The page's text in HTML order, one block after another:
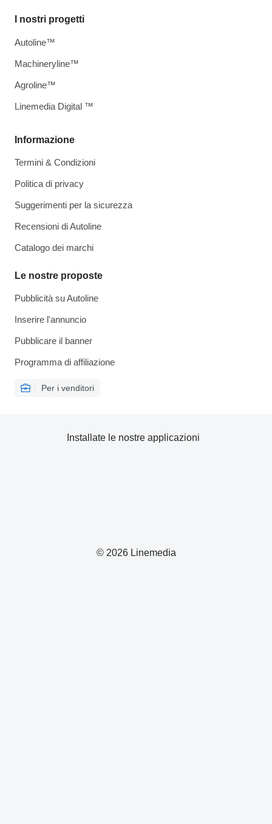
Informazione
Termini & Condizioni
Politica di privacy
Suggerimenti per la sicurezza
Recensioni di Autoline
Catalogo dei marchi
Le nostre proposte
Pubblicità su Autoline
Inserire l'annuncio
Pubblicare il banner
Programma di affiliazione
Per i venditori
I nostri progetti
Autoline™
Machineryline™
Agroline™
Linemedia Digital ™
© 2026 Linemedia
Installate le nostre applicazioni